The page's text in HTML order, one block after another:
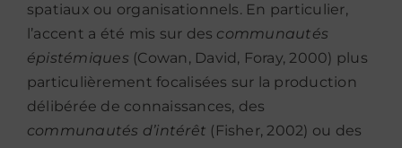
spatiaux ou organisationnels. En particulier,
l’accent a été mis sur des communautés
épistémiques (Cowan, David, Foray, 2000) plus
particulièrement focalisées sur la production
délibérée de connaissances, des
communautés d’intérêt (Fisher, 2002) ou des